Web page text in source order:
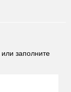
или заполните